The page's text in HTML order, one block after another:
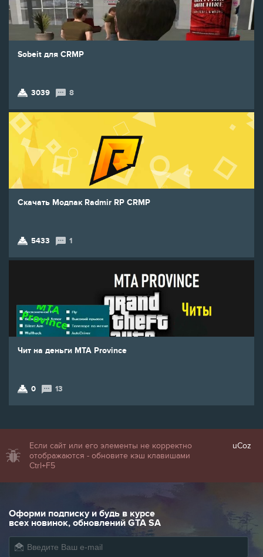
Sobeit для CRMP
3039 8
Скачать Модпак Radmir RP CRMP
5433 1
Чит на деньги MTA Province
0 13
uCoz
Если сайт или его элементы не корректно
отображаются - обновите кэш клавишами
Ctrl+F5
Оформи подписку и будь в курсе
всех новинок, обновлений GTA SA